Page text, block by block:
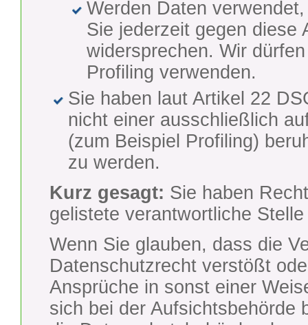
Werden Daten
Sie jederzeit gegen diese
widersprechen. Wir
Profiling verwenden.
Sie haben laut Artikel 22
nicht einer ausschließlich
(zum Beispiel Profiling)
zu werden.
Kurz gesagt: Sie haben
gelistete verantwortliche
Wenn Sie glauben, dass die
Datenschutzrecht verstößt
Ansprüche in sonst einer
sich bei der Aufsichtsbehörde